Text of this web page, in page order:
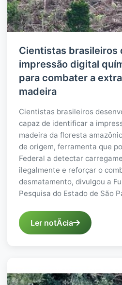
Cientistas brasileiros
impressão digital
para combater a
madeira
Cientistas brasileiros
capaz de identificar a
madeira da floresta
de origem, ferramenta que
Federal a detectar
ilegalmente e reforçar o
desmatamento, divulgou a
Pesquisa do Estado de São
Ler notÃ­cia